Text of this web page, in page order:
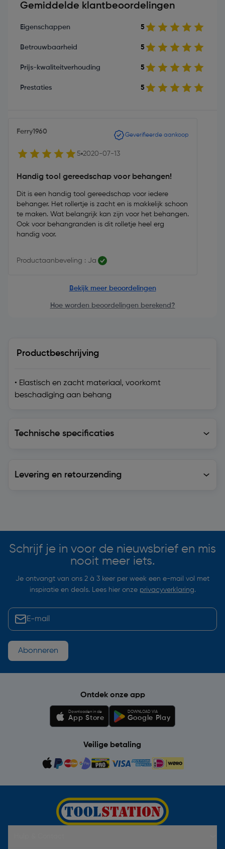
Gemiddelde klantbeoordelingen
Eigenschappen 5
Betrouwbaarheid 5
Prijs-kwaliteitverhouding 5
Prestaties 5
Ferry1960 Geverifieerde aankoop
5 2020-07-13
Handig tool gereedschap voor behangen!
Dit is een handig tool gereedschap voor iedere
behanger. Het rollertje is zacht en is makkelijk schoon
te maken. Wat belangrijk kan zijn voor het behangen.
Ook voor behangranden is dit rolletje heel erg
handig voor.
Productaanbeveling : Ja
Bekijk meer beoordelingen
Hoe worden beoordelingen berekend?
Productbeschrijving
• Elastisch en zacht materiaal, voorkomt
beschadiging aan behang
Technische specificaties
Levering en retourzending
Schrijf je in voor de nieuwsbrief en mis
nooit meer iets.
Je ontvangt van ons 2 à 3 keer per week een e-mail vol met
inspiratie en deals. Lees hier onze privacyverklaring.
Abonneren
Ontdek onze app
Downloaden in de
App Store
DOWNLOAD VIA
Google Play
Veilige betaling